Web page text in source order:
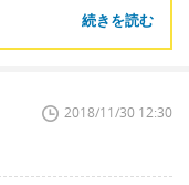
続きを読む
2018/11/30 12:30